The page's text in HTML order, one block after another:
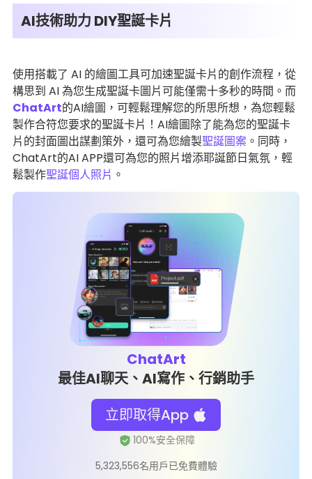
AI技術助力 DIY聖誕卡片
使用搭載了 AI 的繪圖工具可加速聖誕卡片的創作流程，從
構思到 AI 為您生成聖誕卡圖片可能僅需十多秒的時間。而
ChatArt的AI繪圖，可輕鬆理解您的所思所想，為您輕鬆
製作合符您要求的聖誕卡片！AI繪圖除了能為您的聖誕卡
片的封面圖出謀劃策外，還可為您繪製聖誕圖案 。同時，
ChatArt的AI APP還可為您的照片增添耶誕節日氣氛，輕
鬆製作聖誕個人照片 。
ChatArt
最佳AI聊天、AI寫作、行銷助手
立即取得App
5,323,556名用戶已免費體驗